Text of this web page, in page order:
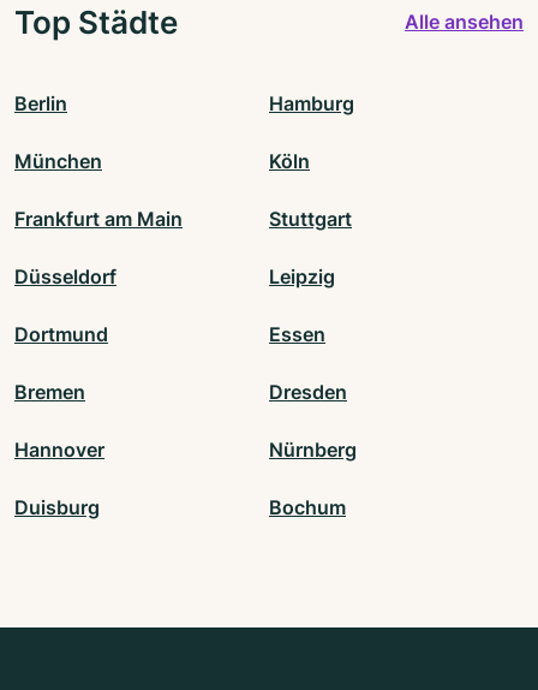
Top Städte Alle ansehen
Berlin Hamburg
München Köln
Frankfurt am Main Stuttgart
Düsseldorf Leipzig
Dortmund Essen
Bremen Dresden
Hannover Nürnberg
Duisburg Bochum